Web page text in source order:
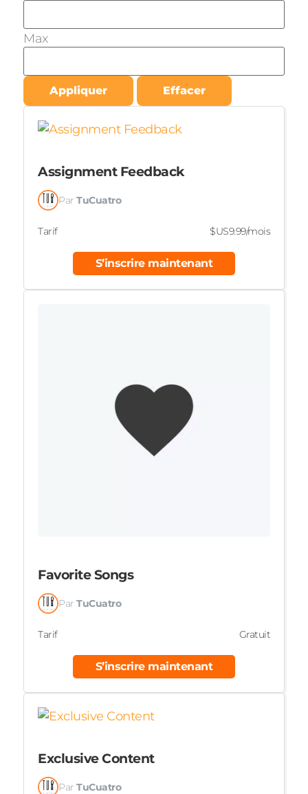
Max
Appliquer Effacer
Assignment Feedback
Par TuCuatro
Tarif $US9.99/mois
S’inscrire maintenant
Favorite Songs
Par TuCuatro
Tarif Gratuit
S’inscrire maintenant
Exclusive Content
Par TuCuatro